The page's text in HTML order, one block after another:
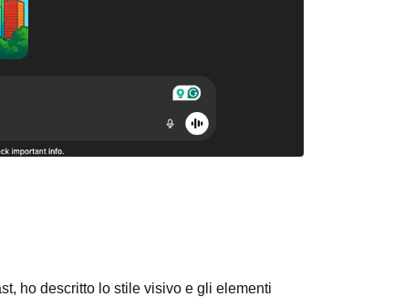
ho descritto lo stile visivo e gli elementi